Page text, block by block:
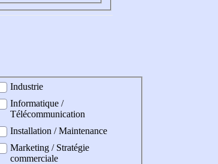
Industrie
Informatique /
Télécommunication
Installation / Maintenance
Marketing / Stratégie
commerciale